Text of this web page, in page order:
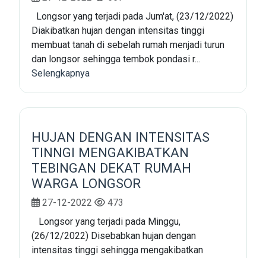
Longsor yang terjadi pada Jum'at, (23/12/2022)
Diakibatkan hujan dengan intensitas tinggi
membuat tanah di sebelah rumah menjadi turun
dan longsor sehingga tembok pondasi r...
Selengkapnya
HUJAN DENGAN INTENSITAS
TINNGI MENGAKIBATKAN
TEBINGAN DEKAT RUMAH
WARGA LONGSOR
27-12-2022
473
Longsor yang terjadi pada Minggu,
(26/12/2022) Disebabkan hujan dengan
intensitas tinggi sehingga mengakibatkan